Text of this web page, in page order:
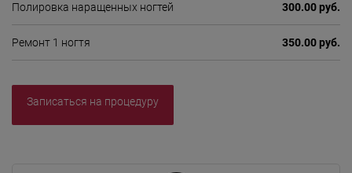
Полировка наращенных ногтей 300.00 руб.
Ремонт 1 ногтя 350.00 руб.
Записаться на процедуру